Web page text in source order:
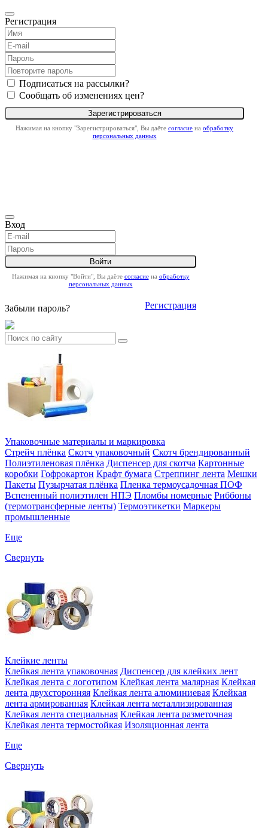
Регистрация
Подписаться на рассылки?
Сообщать об изменениях цен?
Нажимая на кнопку "Зарегистрироваться", Вы даёте согласие на обработку
персональных данных
Вход
Нажимая на кнопку "Войти", Вы даёте согласиена обработку
персональных данных
Забыли пароль? Регистрация
Упаковочные материалы и маркировка
Стрейч плёнка Скотч упаковочный Скотч брендированный
Полиэтиленовая плёнка Диспенсер для скотча Картонные
коробки Гофрокартон Крафт бумага Стреппинг лента Мешки
Пакеты Пузырчатая плёнка Пленка термоусадочная ПОФ
Вспененный полиэтилен НПЭ Пломбы номерные Риббоны
(термотрансферные ленты) Термоэтикетки Маркеры
промышленные
Еще
Свернуть
Клейкие ленты
Клейкая лента упаковочная Диспенсер для клейких лент
Клейкая лента с логотипом Клейкая лента малярная Клейкая
лента двухсторонняя Клейкая лента алюминиевая Клейкая
лента армированная Клейкая лента металлизированная
Клейкая лента специальная Клейкая лента разметочная
Клейкая лента термостойкая Изоляционная лента
Еще
Свернуть